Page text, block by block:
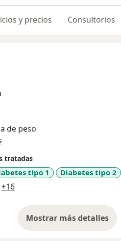
y precios Consultorios
de peso
tratadas
tipo 1 Diabetes tipo 2
+16a11y_sr_more_diseases
Mostrar más detalles
sobre la